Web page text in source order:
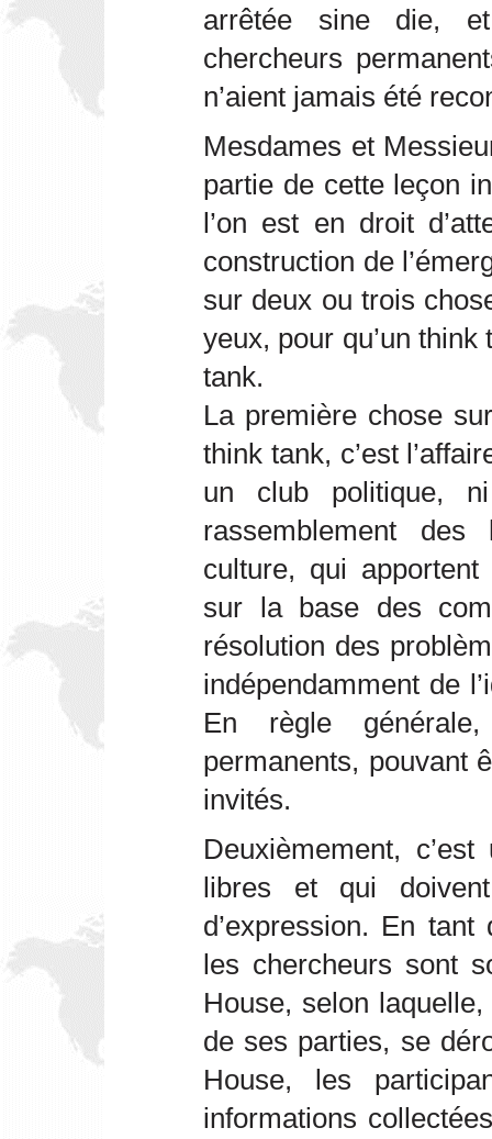
arrêtée sine die,
chercheurs
n’aient jamais été
Mesdames et
partie de cette leçon
l’on est en droit
construction de
sur deux ou trois
yeux, pour qu’un
tank.
La première chose
think tank, c’est
un club politique,
rassemblement
culture, qui
sur la base des
résolution des
indépendamment de
En règle
permanents, pouvant
invités.
Deuxièmement,
libres et qui
d’expression. En
les chercheurs sont
House, selon
de ses parties, se
House, les
informations